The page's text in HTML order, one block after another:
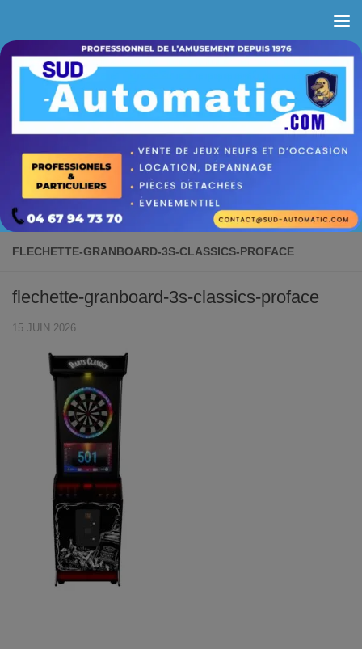
FLECHETTE-GRANBOARD-3S-CLASSICS-PROFACE
flechette-granboard-3s-classics-proface
15 JUIN 2026